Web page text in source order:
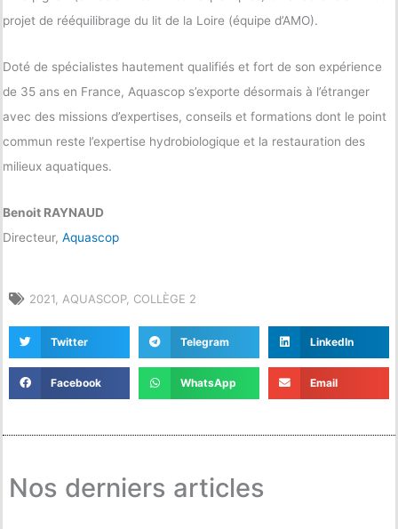
projet de rééquilibrage du lit de la Loire (équipe d’AMO).
Doté de spécialistes hautement qualifiés et fort de son expérience
de 35 ans en France, Aquascop s’exporte désormais à l’étranger
avec des missions d’expertises, conseils et formations dont le point
commun reste l’expertise hydrobiologique et la restauration des
milieux aquatiques.
Benoit RAYNAUD
Directeur, Aquascop
2021 AQUASCOP, COLLÈGE 2
Twitter Telegram LinkedIn
Facebook WhatsApp Email
Nos derniers articles